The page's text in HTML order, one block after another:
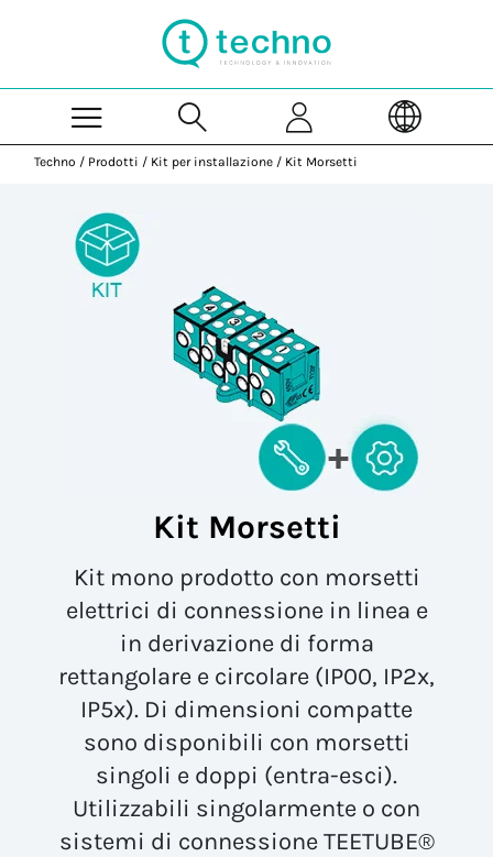
Techno / Prodotti / Kit per installazione / Kit Morsetti
Kit Morsetti
Kit mono prodotto con morsetti
elettrici di connessione in linea e
in derivazione di forma
rettangolare e circolare (IP00, IP2x,
IP5x). Di dimensioni compatte
sono disponibili con morsetti
singoli e doppi (entra-esci).
Utilizzabili singolarmente o con
sistemi di connessione TEETUBE®